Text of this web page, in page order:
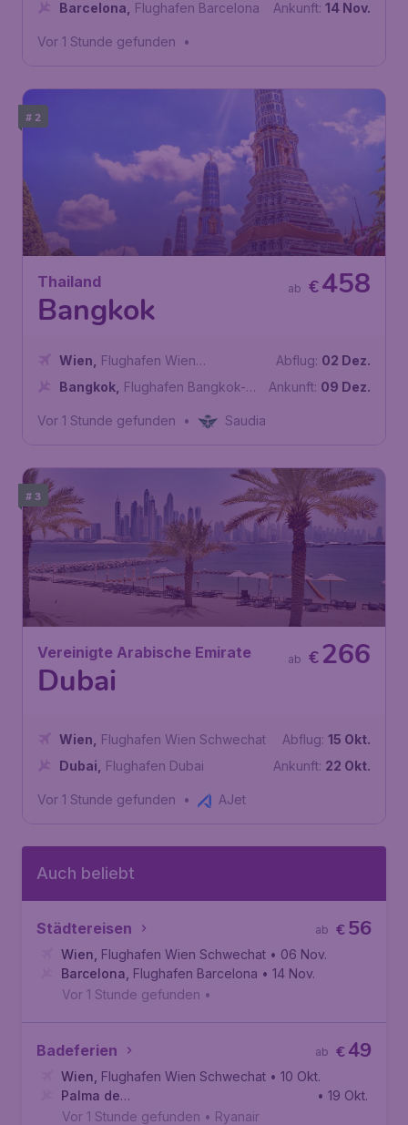
Barcelona
Flughafen Barcelona
Ankunft: 14 Nov.
Vor 1 Stunde gefunden •
# 2
Thailand
Bangkok
€458
ab
Wien
Flughafen Wien
Schwechat
Bangkok Flughafen Bangkok-
Abflug: 02 Dez.
Ankunft: 09 Dez.
Vor 1 Stunde gefunden • Saudia
# 3
Vereinigte Arabische Emirate
Dubai
€ 266
ab
Wien
Flughafen Wien Schwechat
Dubai
Flughafen Dubai
Abflug: 15 Okt.
Ankunft: 22 Okt.
Vor 1 Stunde gefunden • AJet
Auch beliebt
Städtereisen €56
ab
Wien Flughafen Wien Schwechat • 06 Nov.
Barcelona Flughafen Barcelona • 14 Nov.
Vor 1 Stunde gefunden •
Badeferien €49
ab
Wien Flughafen Wien Schwechat • 10 Okt.
Palma de
Mallorca, Flughafen Palma de Mallorca
• 19 Okt.
Vor 1 Stunde gefunden • Ryanair